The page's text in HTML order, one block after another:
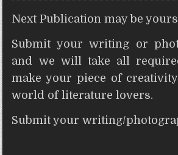
Next Publication may be
Submit your writing or
and we will take all
make your piece of
world of literature lovers.
Submit your writing/